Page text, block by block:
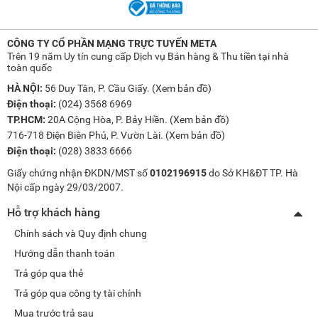
CÔNG TY CỔ PHẦN MẠNG TRỰC TUYẾN META
Trên 19 năm Uy tín cung cấp Dịch vụ Bán hàng & Thu tiền tại nhà
toàn quốc
HÀ NỘI: 56 Duy Tân, P. Cầu Giấy. (Xem bản đồ)
Điện thoại: (024) 3568 6969
TP.HCM: 20A Cộng Hòa, P. Bảy Hiền. (Xem bản đồ)
716-718 Điện Biên Phủ, P. Vườn Lài. (Xem bản đồ)
Điện thoại: (028) 3833 6666
Giấy chứng nhận ĐKDN/MST số0102196915do Sở KH&ĐT TP. Hà
Nội cấp ngày 29/03/2007.
Hỗ trợ khách hàng
Chính sách và Quy định chung
Hướng dẫn thanh toán
Trả góp qua thẻ
Trả góp qua công ty tài chính
Mua trước trả sau